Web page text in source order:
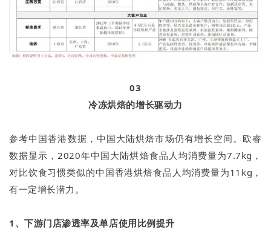
03
冷冻烘焙的增长驱动力
参考中国香港数据，中国大陆烘焙市场仍有增长空间。欧睿
数据显示，2020年中国大陆烘焙食品人均消费量为7.7kg，
对比饮食习惯类似的中国香港烘焙食品人均消费量为11kg，
有一定增长潜力。
1、下游门店渗透率及单店使用比例提升